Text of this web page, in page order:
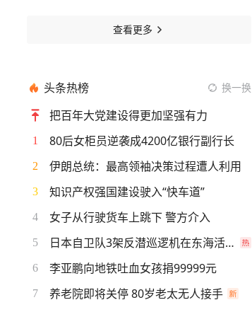
查看更多
头条热榜 换一换
把百年大党建设得更加坚强有力
1 80后女柜员逆袭成4200亿银行副行长
2 伊朗总统：最高领袖决策过程遭人利用
3 知识产权强国建设驶入“快车道”
4 女子从行驶货车上跳下 警方介入
5 日本自卫队3架反潜巡逻机在东海活动
6 李亚鹏向地铁吐血女孩捐99999元
7 养老院即将关停 80岁老太无人接手